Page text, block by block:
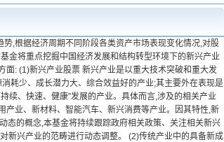
,根据经济周期不同阶段各类资产市场表现变化情况,对股
金将重点挖掘中国经济发展和结构转型环境下的新兴产业
: (1)新兴产业股票 新兴产业是以重大技术突破和重大发
耗少、成长潜力大、综合效益好的产业;其主要外在表现是
续、快速、健康”发展的产业。具体而言,涉及的相关产业
业、新材料、智能汽车、新兴消费等产业。因其特性,新
态的概念,本基金将持续跟踪政府相关政策、关注相关新兴
新兴产业的范畴进行动态调整。 (2)传统产业中的具备新成